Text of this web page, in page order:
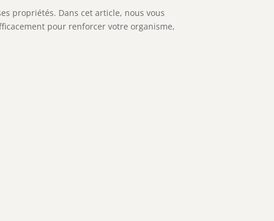
propriétés. Dans cet article, nous vous
pour renforcer votre organisme,